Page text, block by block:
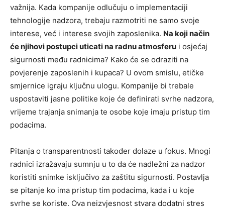
važnija. Kada kompanije odlučuju o implementaciji
tehnologije nadzora, trebaju razmotriti ne samo svoje
interese, već i interese svojih zaposlenika. Na koji način
će njihovi postupci uticati na radnu atmosferu i osjećaj
sigurnosti među radnicima? Kako će se odraziti na
povjerenje zaposlenih i kupaca? U ovom smislu, etičke
smjernice igraju ključnu ulogu. Kompanije bi trebale
uspostaviti jasne politike koje će definirati svrhe nadzora,
vrijeme trajanja snimanja te osobe koje imaju pristup tim
podacima.
Pitanja o transparentnosti također dolaze u fokus. Mnogi
radnici izražavaju sumnju u to da će nadležni za nadzor
koristiti snimke isključivo za zaštitu sigurnosti. Postavlja
se pitanje ko ima pristup tim podacima, kada i u koje
svrhe se koriste. Ova neizvjesnost stvara dodatni stres